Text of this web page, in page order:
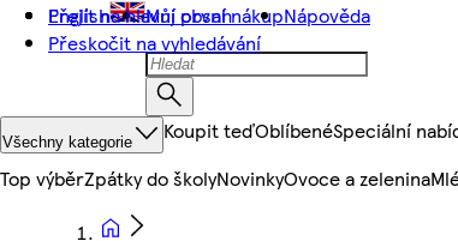
Přejít na hlavní obsah
Přeskočit na vyhledávání
English Můj první nákupNápověda
Všechny kategorie Koupit teďOblíbenéSpeciální
Top výběrZpátky do školyNovinkyOvoce a zelenina